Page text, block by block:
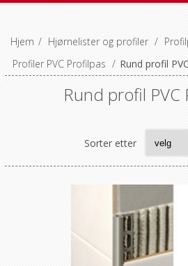
Hjem / Hjørnelister og profiler /
Profiler PVC Profilpas / Rund profil
Rund profil PVC
Sorter etter